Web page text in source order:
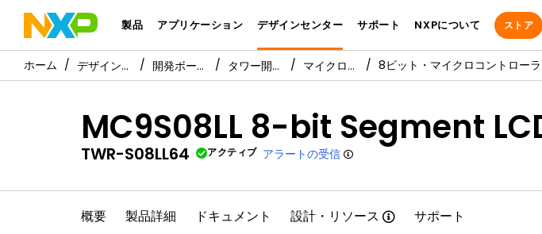
製品 アプリケーション デザインセンター サポート NXPについて ストア
デザイン・センター 開発ボードと設計 タワー開発ボード マイクロコントローラ/プロセッサ・モジュール 8ビット・マイクロコントロー
MC9S08LL 8-bit Segment
TWR-S08LL64 アクティブ アラートの受信
概要 製品詳細 ドキュメント 設計・リソース サポート